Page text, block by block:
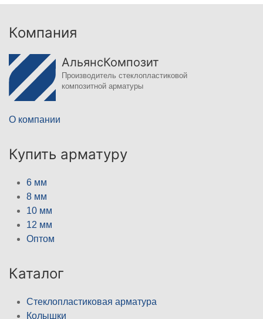
Компания
АльянсКомпозит
Производитель стеклопластиковой
композитной арматуры
О компании
Купить арматуру
6 мм
8 мм
10 мм
12 мм
Оптом
Каталог
Стеклопластиковая арматура
Колышки